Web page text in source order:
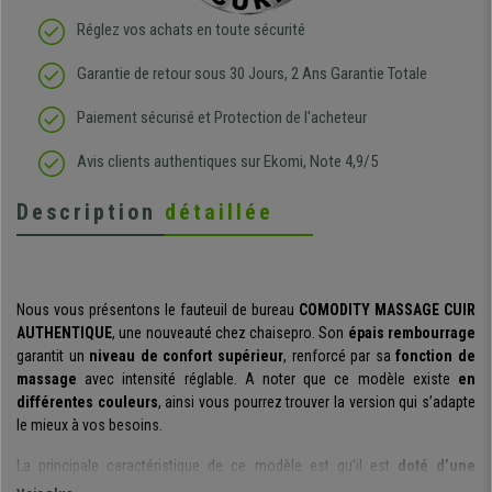
Réglez vos achats en toute sécurité
Garantie de retour sous 30 Jours, 2 Ans Garantie Totale
Paiement sécurisé et Protection de l'acheteur
Avis clients authentiques sur Ekomi, Note 4,9/5
Description détaillée
Nous vous présentons le fauteuil de bureau COMODITY MASSAGE CUIR
AUTHENTIQUE, une nouveauté chez chaisepro. Son épais rembourrage
garantit un niveau de confort supérieur, renforcé par safonction de
massage avec intensité réglable. A noter que ce modèle existe en
différentes couleurs, ainsi vous pourrez trouver la version qui s’adapte
le mieux à vos besoins.
La principale caractéristique de ce modèle est qu’il est doté d’une